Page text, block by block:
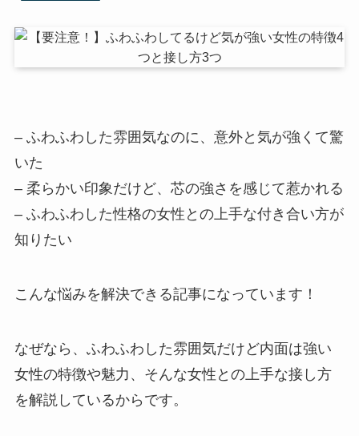
– ふわふわした雰囲気なのに、意外と気が強くて驚
いた
– 柔らかい印象だけど、芯の強さを感じて惹かれる
– ふわふわした性格の女性との上手な付き合い方が
知りたい
こんな悩みを解決できる記事になっています！
なぜなら、ふわふわした雰囲気だけど内面は強い
女性の特徴や魅力、そんな女性との上手な接し方
を解説しているからです。